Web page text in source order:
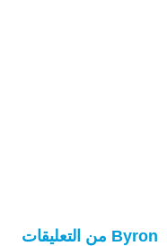
Byron من التعليقات